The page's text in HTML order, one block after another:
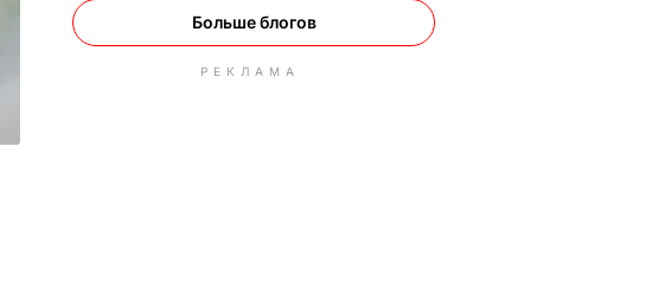
Больше блогов
РЕКЛАМА